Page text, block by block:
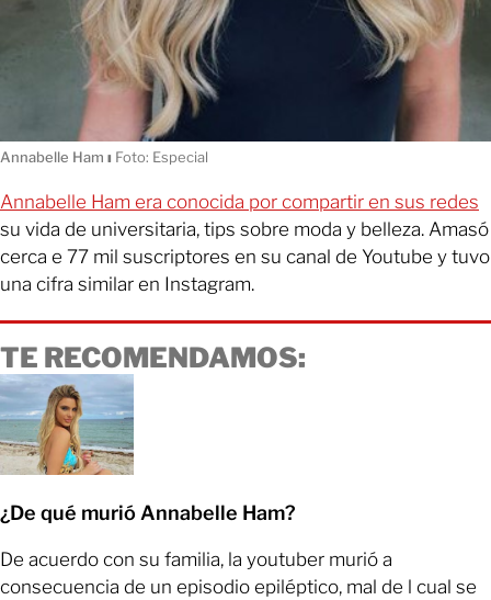
Annabelle Ham ı Foto: Especial
Annabelle Ham era conocida por compartir en sus redes
su vida de universitaria, tips sobre moda y belleza. Amasó
cerca e 77 mil suscriptores en su canal de Youtube y tuvo
una cifra similar en Instagram.
TE RECOMENDAMOS:
¿De qué murió Annabelle Ham?
De acuerdo con su familia, la youtuber murió a
consecuencia de un episodio epiléptico, mal de l cual se